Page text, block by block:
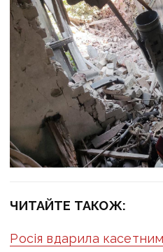
ЧИТАЙТЕ ТАКОЖ:
Росія вдарила